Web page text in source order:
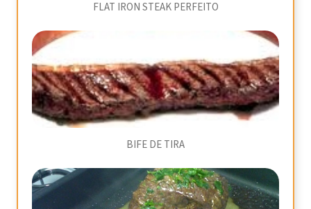
FLAT IRON STEAK PERFEITO
BIFE DE TIRA